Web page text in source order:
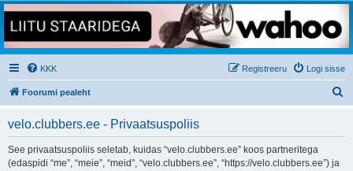
KKK Logi sisse
Registreeru
Foorumi pealeht
velo.clubbers.ee - Privaatsuspoliis
See privaatsuspoliis seletab, kuidas “velo.clubbers.ee” koos partneritega
(edaspidi “me”, “meie”, “meid”, “velo.clubbers.ee”, “https://velo.clubbers.ee”) ja